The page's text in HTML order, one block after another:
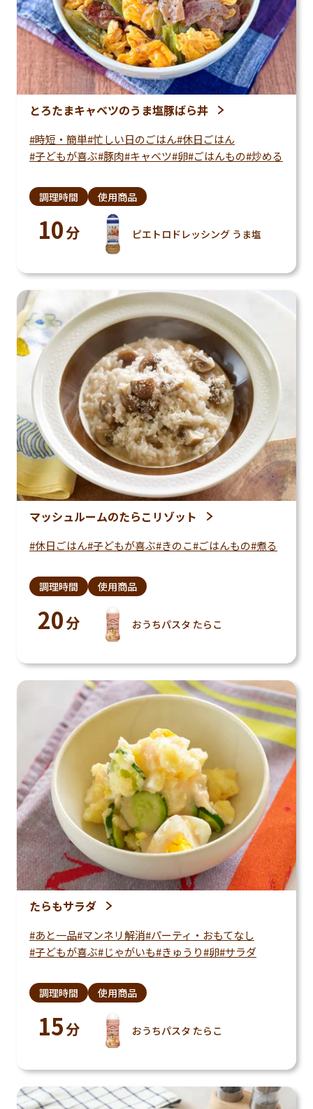
とろたまキャベツのうま塩豚ばら丼
時短・簡単 忙しい日のごはん 休日ごはん
子どもが喜ぶ 豚肉 キャベツ 卵 ごはんもの 炒める
調理時間
10分
使用商品
ピエトロドレッシング うま塩
マッシュルームのたらこリゾット
休日ごはん 子どもが喜ぶ きのこ ごはんもの 煮る
調理時間
20分
使用商品
おうちパスタ たらこ
たらもサラダ
あと一品 マンネリ解消 パーティ・おもてなし
子どもが喜ぶ じゃがいも きゅうり 卵 サラダ
調理時間
15分
使用商品
おうちパスタ たらこ